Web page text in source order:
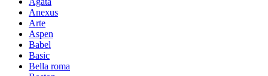
Anexus
Arte
Aspen
Babel
Basic
Bella roma